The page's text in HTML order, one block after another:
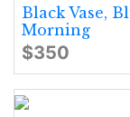
Black Vase,
Morning
$350